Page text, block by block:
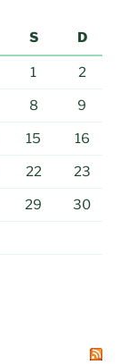
S D
1 2
8 9
15 16
22 23
29 30